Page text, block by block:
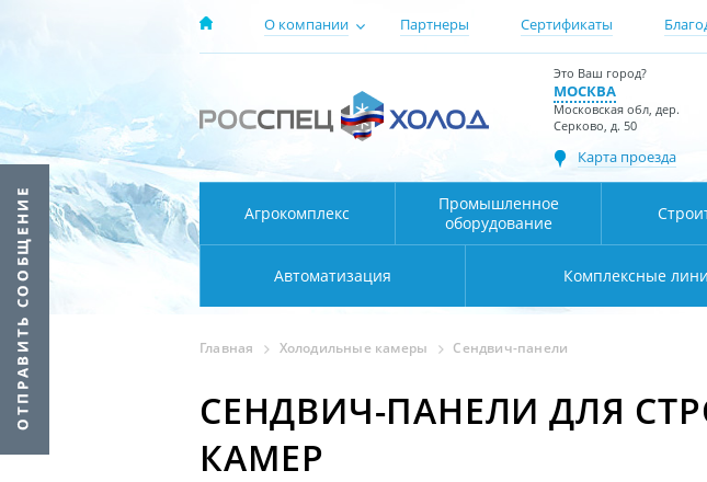
О компании Партнеры Сертификаты
Это Ваш город?
МОСКВА
Московская обл, дер.
Серково, д. 50
Карта проезда
Агрокомплекс
Промышленное
оборудование
Автоматизация Комплексные
Главная Холодильные камеры Сендвич-панели
СЕНДВИЧ-ПАНЕЛИ ДЛЯ
КАМЕР